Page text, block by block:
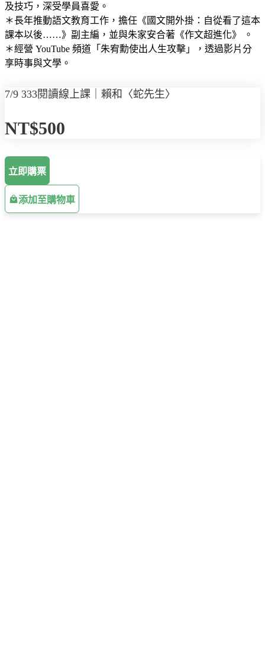
及技巧，深受學員喜愛。
＊長年推動語文教育工作，擔任《國文開外掛：自從看了這本
課本以後……》副主編，並與朱家安合著《作文超進化》 。
＊經營 YouTube 頻道「朱宥勳使出人生攻擊」，透過影片分
享時事與文學。
7/9 333閱讀線上課｜賴和〈蛇先生〉
NT$500
立即購票
添加至購物車